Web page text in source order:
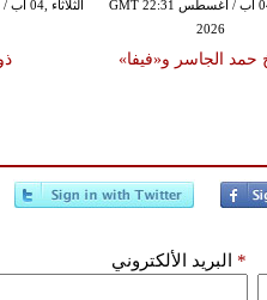
الثلاثاء ,04 آب / أغسطس GMT 22:31
2026
حمد الجاسر و«فيفا»
البريد الألكتروني *